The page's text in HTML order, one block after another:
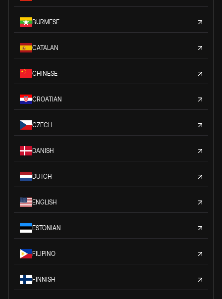
BURMESE
CATALAN
CHINESE
CROATIAN
CZECH
DANISH
DUTCH
ENGLISH
ESTONIAN
FILIPINO
FINNISH